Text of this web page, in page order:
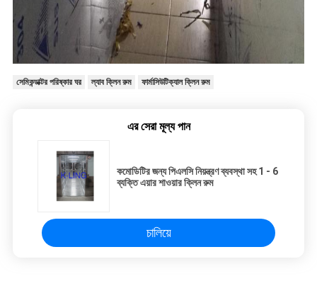
সেমিকন্ডাক্টর পরিষ্কার ঘর ল্যাব ক্লিন রুম ফার্মাসিউটিক্যাল ক্লিন রুম
এর সেরা মূল্য পান
কমোডিটির জন্য পিএলসি নিয়ন্ত্রণ ব্যবস্থা সহ 1 - 6
ব্যক্তি এয়ার শাওয়ার ক্লিন রুম
চালিয়ে